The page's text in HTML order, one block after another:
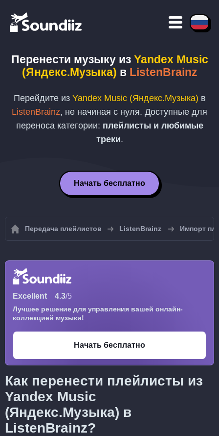
Перенести музыку из Yandex Music
(Яндекс.Музыка) в ListenBrainz
Перейдите из Yandex Music (Яндекс.Музыка) в
ListenBrainz, не начиная с нуля. Доступные для
переноса категории: плейлисты и любимые
треки.
Начать бесплатно
Передача плейлистов ListenBrainz Импорт
Excellent 4.3/5
Лучшее решение для управления вашей онлайн-
коллекцией музыки!
Начать бесплатно
Как перенести плейлисты из
Yandex Music
(Яндекс.Музыка) в
ListenBrainz?